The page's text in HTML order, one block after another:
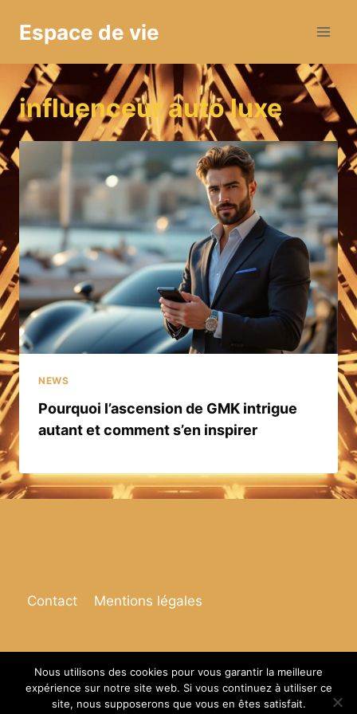
Espace de vie
influenceur auto luxe
NEWS
Pourquoi l’ascension de GMK intrigue
autant et comment s’en inspirer
Contact Mentions légales
© 2026 Espace de vie
Nous utilisons des cookies pour vous garantir la meilleure
expérience sur notre site web. Si vous continuez à utiliser ce
site, nous supposerons que vous en êtes satisfait.